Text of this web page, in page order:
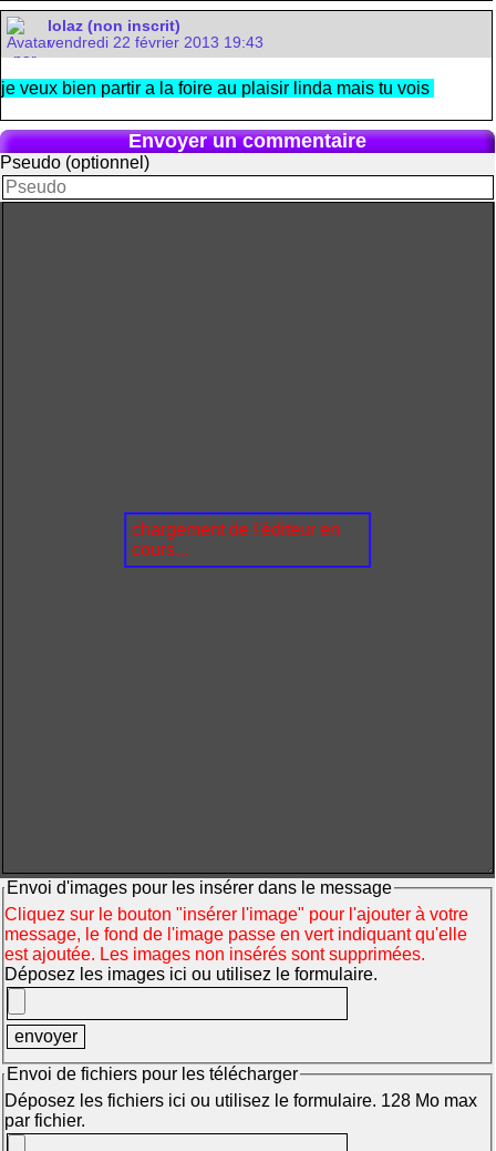
lolaz (non inscrit)
vendredi 22 février 2013 19:43
je veux bien partir a la foire au plaisir linda mais tu vois
Envoyer un commentaire
Pseudo (optionnel)
chargement de l'éditeur en
cours...
Envoi d'images pour les insérer dans le message
Cliquez sur le bouton "insérer l'image" pour l'ajouter à votre
message, le fond de l'image passe en vert indiquant qu'elle
est ajoutée. Les images non insérés sont supprimées.
Déposez les images ici ou utilisez le formulaire.
Envoi de fichiers pour les télécharger
Déposez les fichiers ici ou utilisez le formulaire. 128 Mo max
par fichier.